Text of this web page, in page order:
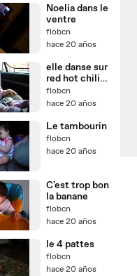
Noelia dans le
ventre
flobcn
hace 20 años
elle danse sur
red hot chili
peppers
flobcn
hace 20 años
Le tambourin
flobcn
hace 20 años
C'est trop bon
la banane
flobcn
hace 20 años
le 4 pattes
flobcn
hace 20 años